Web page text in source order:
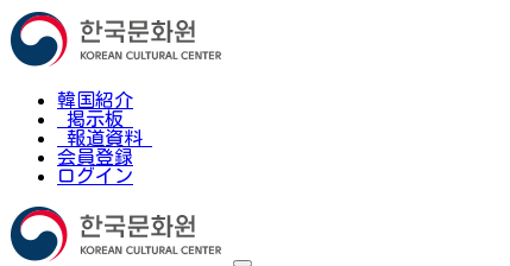
韓国紹介
掲示板
報道資料
会員登録
ログイン